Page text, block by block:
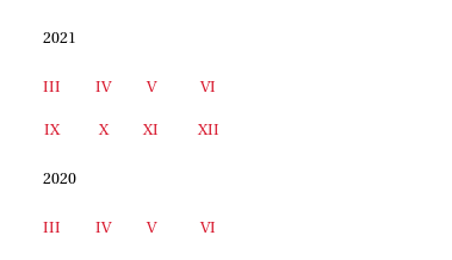
2021
III IV V VI
IX X XI XII
2020
III IV V VI